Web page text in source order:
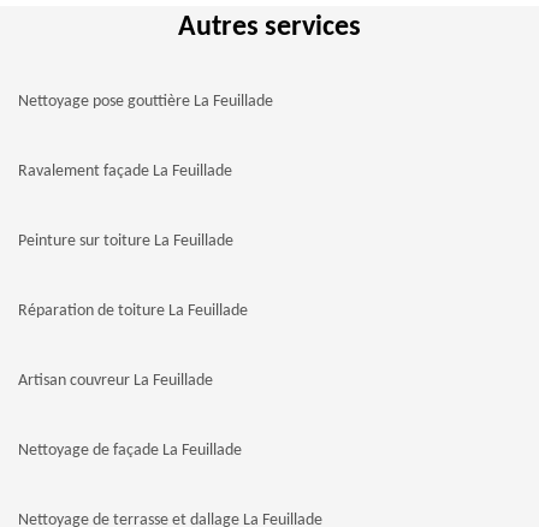
Autres services
Nettoyage pose gouttière La Feuillade
Ravalement façade La Feuillade
Peinture sur toiture La Feuillade
Réparation de toiture La Feuillade
Artisan couvreur La Feuillade
Nettoyage de façade La Feuillade
Nettoyage de terrasse et dallage La Feuillade